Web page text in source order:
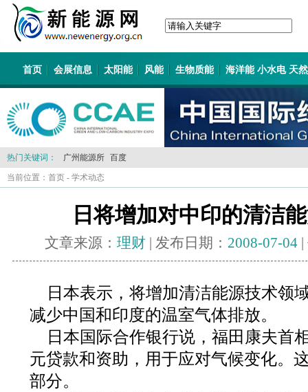
首页 会展信息 太阳能 风能 生物质能 海洋能 小水电 天
热门关键词： 广州能源所 百度
当前位置： 首页 - 学术动态
日将增加对中印的清洁
文章来源： 理财 | 发布日期： 2008-07-04
日本表示，将增加清洁能源技术领
减少中国和印度的温室气体排放。
日本国际合作银行说，福田康夫首
元贷款和资助，用于应对气候变化。
部分。